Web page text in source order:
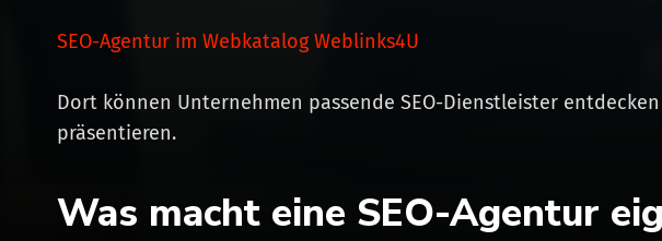
SEO-Agentur im Webkatalog Weblinks4U
Dort können Unternehmen passende SEO-Dienstleister
präsentieren.
Was macht eine SEO-Agentur